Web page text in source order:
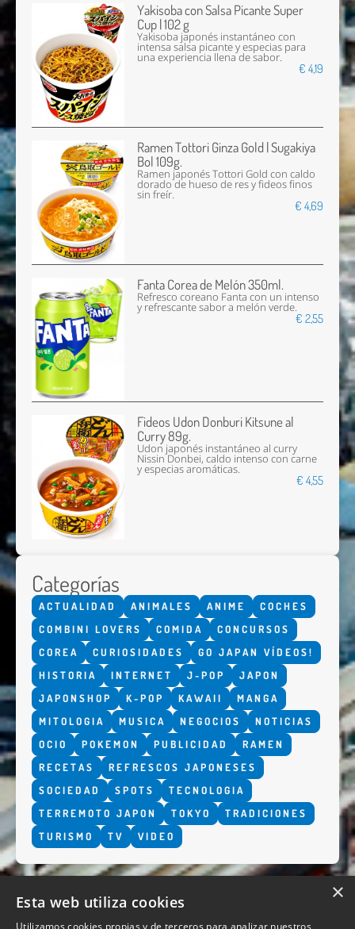
Yakisoba con Salsa Picante Super
Cup | 102 g
Yakisoba japonés instantáneo con
intensa salsa picante y especias para
una experiencia llena de sabor.
€ 4,19
Ramen Tottori Ginza Gold | Sugakiya
Bol 109g.
Ramen japonés Tottori Gold con caldo
dorado de hueso de res y fideos finos
sin freír.
€ 4,69
Fanta Corea de Melón 350ml.
Refresco coreano Fanta con un intenso
y refrescante sabor a melón verde.
€ 2,55
Fideos Udon Donburi Kitsune al
Curry 89g.
Udon japonés instantáneo al curry
Nissin Donbei, caldo intenso con carne
y especias aromáticas.
€ 4,55
Categorías
ACTUALIDAD ANIMALES ANIME
COCHES
COMBINI LOVERS
COMIDA
CONCURSOS
COREA
CURIOSIDADES
GO JAPAN VÍDEOS!
HISTORIA
INTERNET J-POP
JAPON
JAPONSHOP
K-POP KAWAII
MANGA
MITOLOGIA
MUSICA NEGOCIOS
NOTICIAS
OCIO
POKEMON PUBLICIDAD
RAMEN
RECETAS
REFRESCOS JAPONESES
SOCIEDAD
SPOTS
TECNOLOGIA
TERREMOTO JAPON
TOKYO
TRADICIONES
TURISMO
TV VIDEO
×
Esta web utiliza cookies
Utilizamos cookies propias y de terceros para analizar nuestros